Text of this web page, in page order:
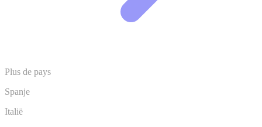
Plus de pays
Spanje
Italië